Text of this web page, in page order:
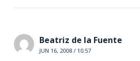
Beatriz de la Fuente
JUN 16, 2008 / 10:57